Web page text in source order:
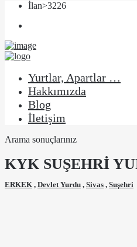
İlan>3226
Yurtlar, Apartlar …
Hakkımızda
Blog
İletişim
Arama sonuçlarınız
KYK SUŞEHRİ
ERKEK , Devlet Yurdu , Sivas , Suşehri